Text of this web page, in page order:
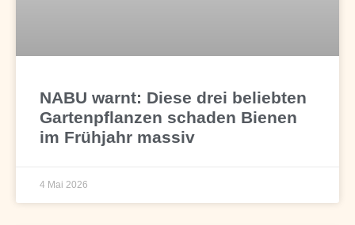
NABU warnt: Diese drei beliebten
Gartenpflanzen schaden Bienen
im Frühjahr massiv
4 Mai 2026